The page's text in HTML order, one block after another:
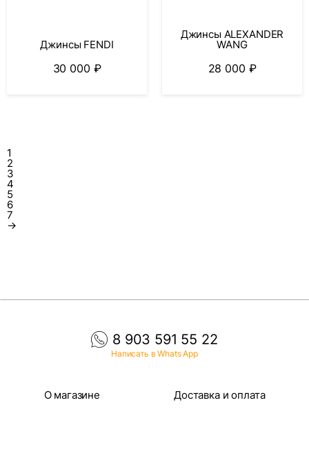
Джинсы FENDI
30 000 ₽
Джинсы ALEXANDER
WANG
28 000 ₽
1
2
3
4
5
6
7
→
8 903 591 55 22
Написать в Whats App
О магазине Доставка и оплата